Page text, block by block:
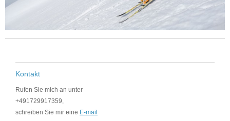
Kontakt
Rufen Sie mich an unter
+491729917359,
schreiben Sie mir eine E-mail